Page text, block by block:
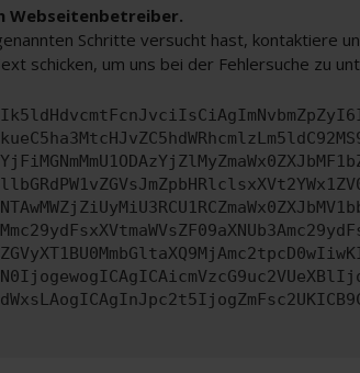
Webseitenbetreiber.
Schritte versucht hast, kontaktiere
schicken, um uns bei der Fehlersuche zu